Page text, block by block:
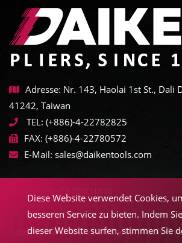
Adresse: Nr. 143, Haolai 1st St., Dali
41242, Taiwan
TEL: (+886)-4-22782825
FAX: (+886)-4-22780572
E-Mail: sales@daikentools.com
Copyright © 2022-2026 Daiken Tools
Diese Website verwendet Cookies,
besseren Service zu bieten. Indem
dieser Website surfen, stimmen Sie